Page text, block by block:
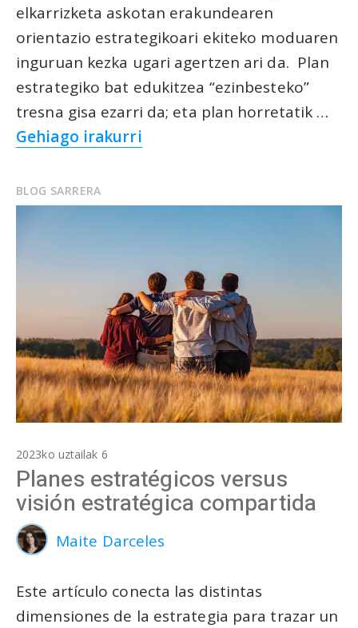
elkarrizketa askotan erakundearen
orientazio estrategikoari ekiteko moduaren
inguruan kezka ugari agertzen ari da. Plan
estrategiko bat edukitzea “ezinbesteko”
tresna gisa ezarri da; eta plan horretatik …
Gehiago irakurri
BLOG SARRERA
2023ko uztailak 6
Planes estratégicos versus
visión estratégica compartida
Maite Darceles
Este artículo conecta las distintas
dimensiones de la estrategia para trazar un